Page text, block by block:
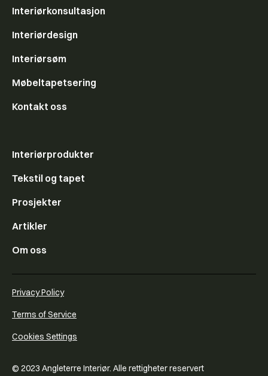
Interiørkonsultasjon
Interiørdesign
Interiørsøm
Møbeltapetsering
Kontakt oss
Interiørprodukter
Tekstil og tapet
Prosjekter
Artikler
Om oss
© 2023 Angleterre Interiør. Alle rettigheter reservert
Privacy Policy
Terms of Service
Cookies Settings